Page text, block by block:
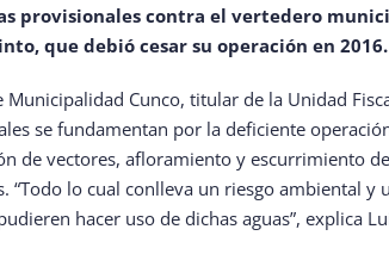
provisionales contra el vertedero
que debió cesar su operación en 2016.
Cunco, titular de la Unidad
se fundamentan por la deficiente
de vectores, afloramiento y escurrimiento de
“Todo lo cual conlleva un riesgo ambiental y
hacer uso de dichas aguas”, explica